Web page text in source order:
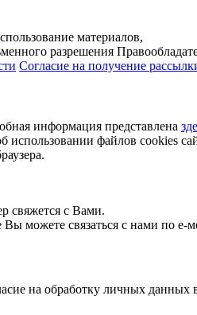
материалов,
разрешения
Согласие на получение
информация представлена
использовании файлов
свяжется с Вами.
можете связаться с нами по е-
на обработку личных